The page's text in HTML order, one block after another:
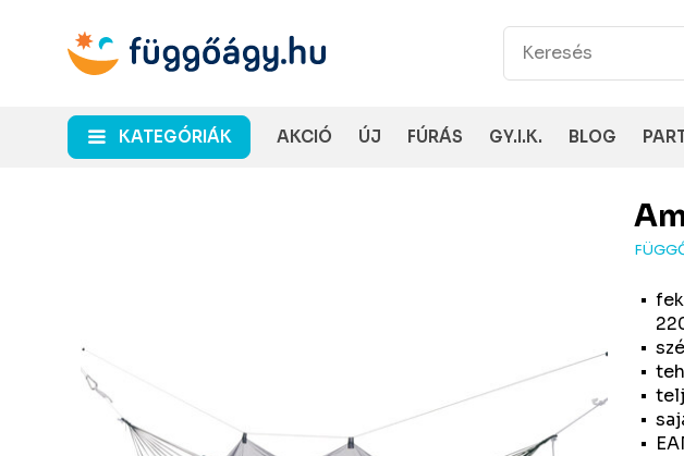
KATEGÓRIÁK AKCIÓ ÚJ FÚRÁS GY.I.K. BLOG